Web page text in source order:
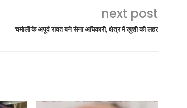
next post
चमोली के अपूर्व रावत बने सेना अधिकारी, क्षेत्र में खुशी की लहर